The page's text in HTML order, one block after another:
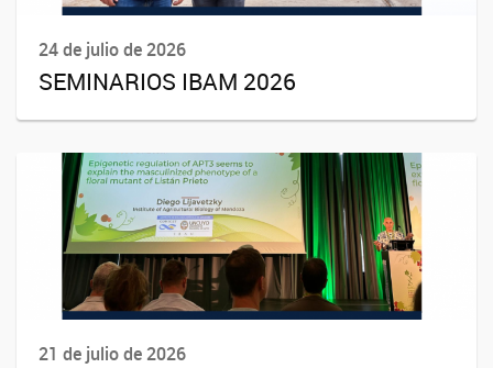
24 de julio de 2026
SEMINARIOS IBAM 2026
21 de julio de 2026